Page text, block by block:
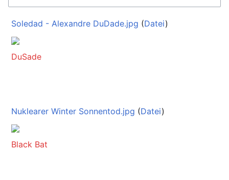
Soledad - Alexandre DuDade.jpg (Datei)
DuSade
Nuklearer Winter Sonnentod.jpg (Datei)
Black Bat